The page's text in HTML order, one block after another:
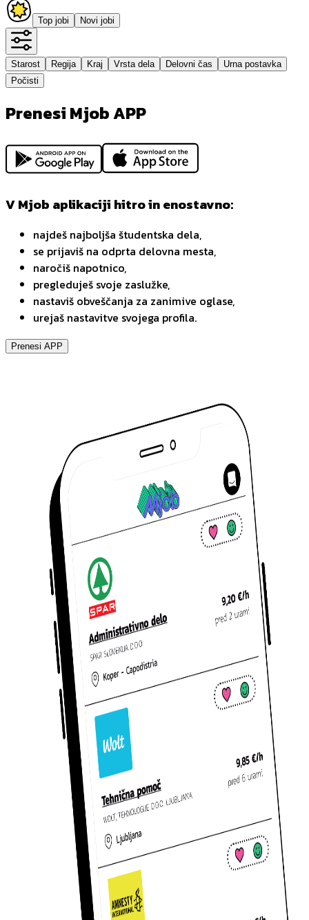
Top jobi Novi jobi
Starost Regija Kraj Vrsta dela Delovni čas
Urna postavka
Počisti
Prenesi Mjob APP
V Mjob aplikaciji hitro in enostavno:
najdeš najboljša študentska dela,
se prijaviš na odprta delovna mesta,
naročiš napotnico,
pregleduješ svoje zaslužke,
nastaviš obveščanja za zanimive oglase,
urejaš nastavitve svojega profila.
Prenesi APP